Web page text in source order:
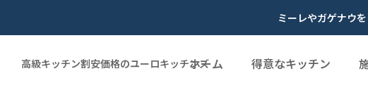
ミーレやガゲナウ
高級キッチン割安価格のユーロキッチンズ
ホーム 得意なキッチン